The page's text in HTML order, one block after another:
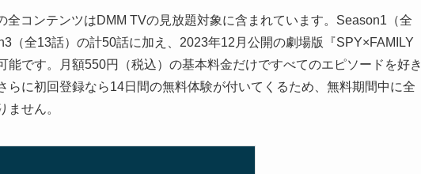
全コンテンツはDMM TVの見放題対象に含まれています。Season1（全
（全13話）の計50話に加え、2023年12月公開の劇場版『SPY×FAMILY
能です。月額550円（税込）の基本料金だけですべてのエピソードを好き
らに初回登録なら14日間の無料体験が付いてくるため、無料期間中に全
ません。